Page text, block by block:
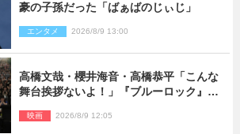
豪の子孫だった「ばぁばのじぃじ」
エンタメ 2026/8/9 13:00
高橋文哉・櫻井海音・高橋恭平「こんな
舞台挨拶ないよ！」『ブルーロック』自
映画 2026/8/9 12:05